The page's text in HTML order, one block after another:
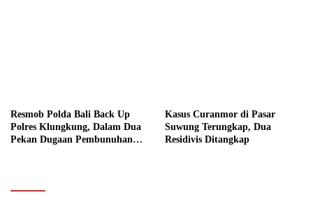
Resmob Polda Bali Back Up
Polres Klungkung, Dalam Dua
Pekan Dugaan Pembunuhan
Kasus Curanmor di Pasar
Suwung Terungkap, Dua
Residivis Ditangkap